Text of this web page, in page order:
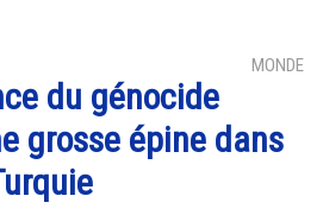
MONDE
du génocide
grosse épine dans